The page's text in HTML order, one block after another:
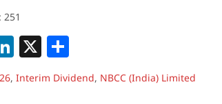
251
Li
n
k
X
h
ar
, Interim Dividend, NBCC (India) Limited